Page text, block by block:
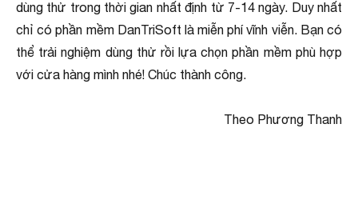
dùng thử trong thời gian nhất định từ 7-14 ngày. Duy nhất
chỉ có phần mềm DanTriSoft là miễn phí vĩnh viễn. Bạn có
thể trải nghiệm dùng thử rồi lựa chọn phần mềm phù hợp
với cửa hàng mình nhé! Chúc thành công.
Theo Phương Thanh